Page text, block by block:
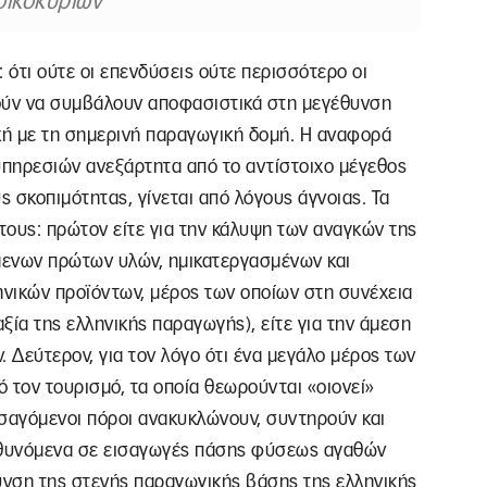
ούτε οι επενδύσεις ούτε περισσότερο οι
να συμβάλουν αποφασιστικά στη μεγέθυνση
με τη σημερινή παραγωγική δομή. Η αναφορά
ανεξάρτητα από το αντίστοιχο μέγεθος
σκοπιμότητας, γίνεται από λόγους άγνοιας. Τα
πρώτον είτε για την κάλυψη των αναγκών της
πρώτων υλών, ημικατεργασμένων και
προϊόντων, μέρος των οποίων στη συνέχεια
της ελληνικής παραγωγής), είτε για την άμεση
για τον λόγο ότι ένα μεγάλο μέρος των
τουρισμό, τα οποία θεωρούνται «οιονεί»
πόροι ανακυκλώνουν, συντηρούν και
σε εισαγωγές πάσης φύσεως αγαθών
της στενής παραγωγικής βάσης της ελληνικής